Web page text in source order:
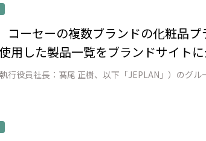
コーセーの複数ブランドの化粧品
用した製品一覧をブランドサイト